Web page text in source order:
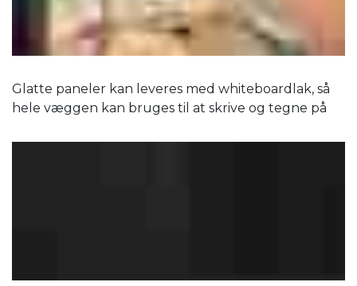
Glatte paneler kan leveres med whiteboardlak, så
hele væggen kan bruges til at skrive og tegne på